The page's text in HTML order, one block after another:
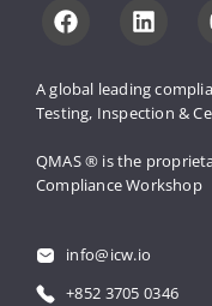
A global leading
Testing, Inspection &
QMAS ® is the
Compliance Workshop
info@icw.io
+852 3705 0346